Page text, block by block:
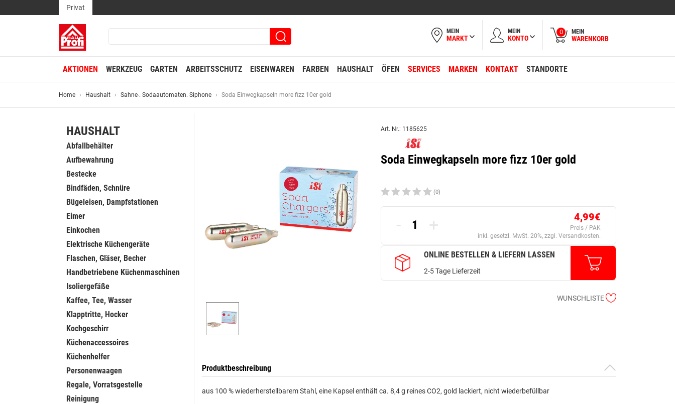
Privat
MEIN
MARKT
MEIN
KONTO
0 MEIN
WARENKORB
AKTIONEN WERKZEUG GARTEN ARBEITSSCHUTZ EISENWAREN FARBEN HAUSHALT ÖFEN SERVICES MARKEN KONTAKT STANDORTE
Home Haushalt Sahne-. Sodaautomaten. Siphone Soda Einwegkapseln more fizz 10er gold
HAUSHALT
Abfallbehälter
Aufbewahrung
Bestecke
Bindfäden, Schnüre
Bügeleisen, Dampfstationen
Eimer
Einkochen
Elektrische Küchengeräte
Flaschen, Gläser, Becher
Handbetriebene Küchenmaschinen
Isoliergefäße
Kaffee, Tee, Wasser
Klapptritte, Hocker
Kochgeschirr
Küchenaccessoires
Küchenhelfer
Personenwaagen
Regale, Vorratsgestelle
Reinigung
Art. Nr.: 1185625
Soda Einwegkapseln more fizz 10er gold
(0)
- + 4,99€
Preis / PAK
inkl. gesetzl. MwSt. 20%, zzgl. Versandkosten.
ONLINE BESTELLEN & LIEFERN LASSEN
2-5 Tage Lieferzeit
WUNSCHLISTE
Produktbeschreibung
aus 100 % wiederherstellbarem Stahl, eine Kapsel enthält ca. 8,4 g reines CO2, gold lackiert, nicht wiederbefüllbar